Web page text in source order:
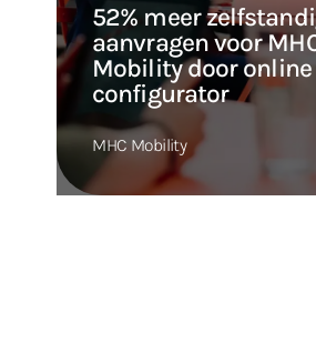
52% meer
aanvragen voor
Mobility door online
configurator
MHC Mobility